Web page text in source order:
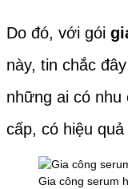
Do đó, với gói
này, tin chắc
những ai có nhu
cấp, có hiệu
Gia công serum